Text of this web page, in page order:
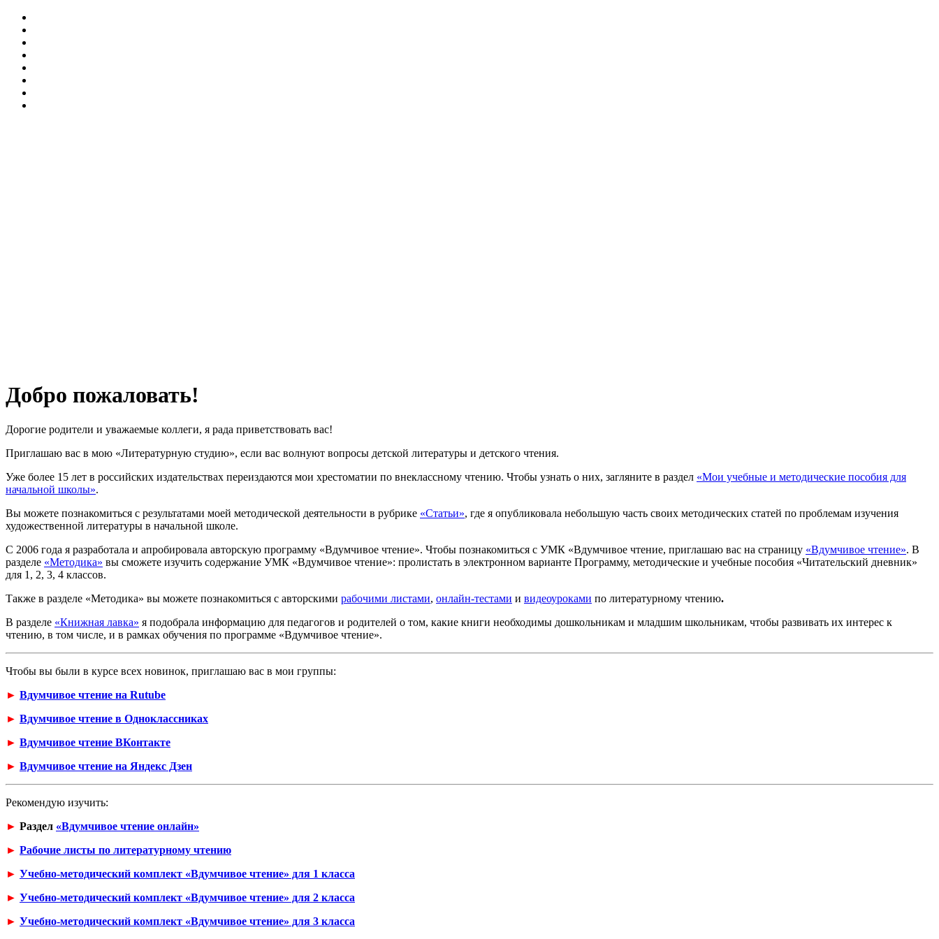
Добро пожаловать!
Дорогие родители и уважаемые коллеги, я рада приветствовать вас!
Приглашаю вас в мою «Литературную студию», если вас волнуют вопросы детской литературы и детского чтения.
Уже более 15 лет в российских издательствах переиздаются мои хрестоматии по внеклассному чтению. Чтобы узнать о них, загляните в раздел «Мои учебные и методические пособия для
начальной школы».
Вы можете познакомиться с результатами моей методической деятельности в рубрике «Статьи», где я опубликовала небольшую часть своих методических статей по проблемам изучения
художественной литературы в начальной школе.
С 2006 года я разработала и апробировала авторскую программу «Вдумчивое чтение». Чтобы познакомиться с УМК «Вдумчивое чтение, приглашаю вас на страницу «Вдумчивое чтение». В
разделе «Методика» вы сможете изучить содержание УМК «Вдумчивое чтение»: пролистать в электронном варианте Программу, методические и учебные пособия «Читательский дневник»
для 1, 2, 3, 4 классов.
Также в разделе «Методика» вы можете познакомиться с авторскими рабочими листами, онлайн-тестами и видеоуроками по литературному чтению.
В разделе «Книжная лавка» я подобрала информацию для педагогов и родителей о том, какие книги необходимы дошкольникам и младшим школьникам, чтобы развивать их интерес к
чтению, в том числе, и в рамках обучения по программе «Вдумчивое чтение».
Чтобы вы были в курсе всех новинок, приглашаю вас в мои группы:
► Вдумчивое чтение на Rutube
► Вдумчивое чтение в Одноклассниках
► Вдумчивое чтение ВКонтакте
► Вдумчивое чтение на Яндекс Дзен
Рекомендую изучить:
► Раздел «Вдумчивое чтение онлайн»
► Рабочие листы по литературному чтению
► Учебно-методический комплект «Вдумчивое чтение» для 1 класса
► Учебно-методический комплект «Вдумчивое чтение» для 2 класса
► Учебно-методический комплект «Вдумчивое чтение» для 3 класса